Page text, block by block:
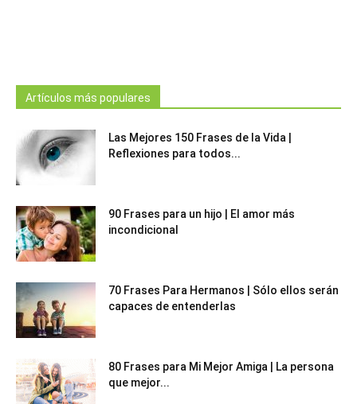
Artículos más populares
Las Mejores 150 Frases de la Vida |
Reflexiones para todos...
90 Frases para un hijo | El amor más
incondicional
70 Frases Para Hermanos | Sólo ellos serán
capaces de entenderlas
80 Frases para Mi Mejor Amiga | La persona
que mejor...